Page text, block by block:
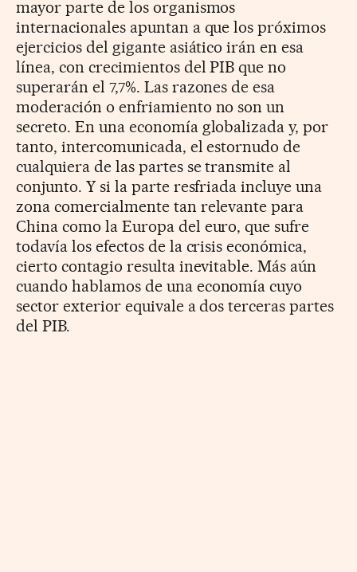
mayor parte de los organismos
internacionales apuntan a que los próximos
ejercicios del gigante asiático irán en esa
línea, con crecimientos del PIB que no
superarán el 7,7%. Las razones de esa
moderación o enfriamiento no son un
secreto. En una economía globalizada y, por
tanto, intercomunicada, el estornudo de
cualquiera de las partes se transmite al
conjunto. Y si la parte resfriada incluye una
zona comercialmente tan relevante para
China como la Europa del euro, que sufre
todavía los efectos de la crisis económica,
cierto contagio resulta inevitable. Más aún
cuando hablamos de una economía cuyo
sector exterior equivale a dos terceras partes
del PIB.